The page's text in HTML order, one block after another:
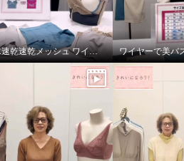
吸水速乾速乾メッシュ ワイヤーで美バストメイク ブラキャミ